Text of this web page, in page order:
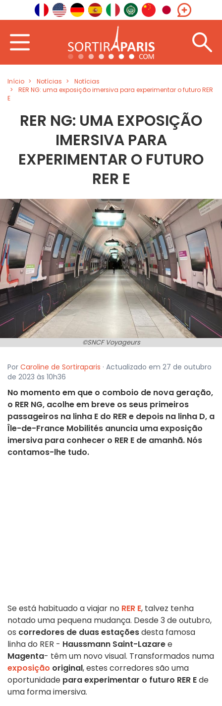
Início Notícias
Notícias
RER NG: uma exposição imersiva para experimentar o futuro RER
E
RER NG: UMA EXPOSIÇÃO
IMERSIVA PARA
EXPERIMENTAR O FUTURO
RER E
©SNCF Voyageurs
Por Caroline de Sortiraparis · Actualizado em 27 de outubro
de 2023 às 10h36
No momento em que o comboio de nova geração,
o RER NG, acolhe em breve os seus primeiros
passageiros na linha E do RER e depois na linha D, a
Île-de-France Mobilités anuncia uma exposição
imersiva para conhecer o RER E de amanhã. Nós
contamos-lhe tudo.
Se está habituado a viajar no RER E, talvez tenha
notado uma pequena mudança. Desde 3 de outubro,
os corredores de duas estaçõesdesta famosa
linha do RER - Haussmann Saint-Lazaree
Magenta- têm um novo visual. Transformados numa
exposição original, estes corredores são uma
oportunidade para experimentar o futuro RER Ede
uma forma imersiva.